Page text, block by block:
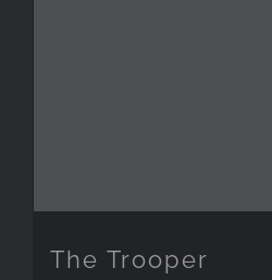
The Trooper